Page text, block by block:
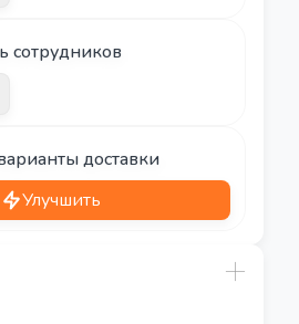
сотрудников
доставки
Улучшить